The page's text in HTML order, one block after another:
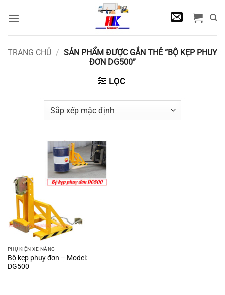
qua
TRANG CHỦ / SẢN PHẨM ĐƯỢC GẮN THẺ “BỘ KẸP PHUY
ĐƠN DG500”
LỌC
PHỤ KIỆN XE NÂNG
Bộ kẹp phuy đơn – Model:
DG500